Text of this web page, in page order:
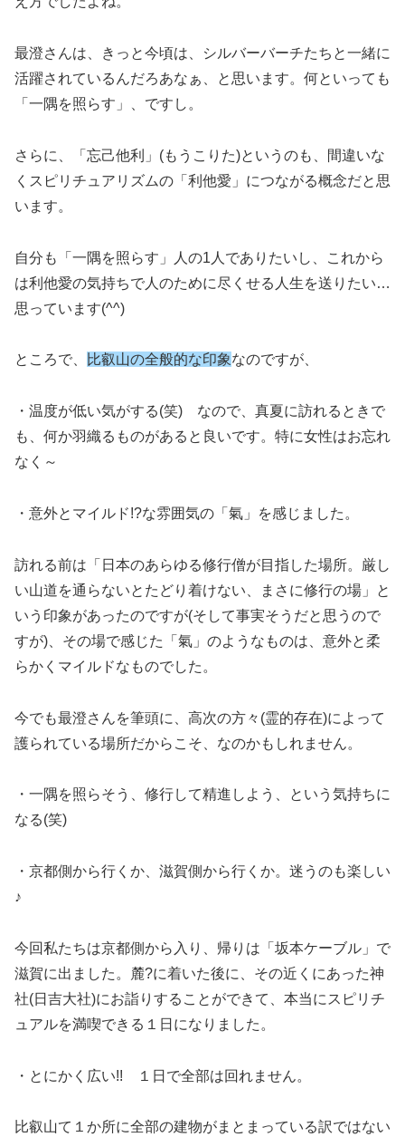
最澄さんは、きっと今頃は、シルバーバーチたちと一緒に
活躍されているんだろあなぁ、と思います。何といっても
「一隅を照らす」、ですし。
さらに、「忘己他利」(もうこりた)というのも、間違いな
くスピリチュアリズムの「利他愛」につながる概念だと思
います。
自分も「一隅を照らす」人の1人でありたいし、これから
は利他愛の気持ちで人のために尽くせる人生を送りたい…
思っています(^^)
ところで、 比叡山の全般的な印象なのですが、
・温度が低い気がする(笑) なので、真夏に訪れるときで
も、何か羽織るものがあると良いです。特に女性はお忘れ
なく～
・意外とマイルド!?な雰囲気の「氣」を感じました。
訪れる前は「日本のあらゆる修行僧が目指した場所。厳し
い山道を通らないとたどり着けない、まさに修行の場」と
いう印象があったのですが(そして事実そうだと思うので
すが)、その場で感じた「氣」のようなものは、意外と柔
らかくマイルドなものでした。
今でも最澄さんを筆頭に、高次の方々(霊的存在)によって
護られている場所だからこそ、なのかもしれません。
・一隅を照らそう、修行して精進しよう、という気持ちに
なる(笑)
・京都側から行くか、滋賀側から行くか。迷うのも楽しい
♪
今回私たちは京都側から入り、帰りは「坂本ケーブル」で
滋賀に出ました。麓?に着いた後に、その近くにあった神
社(日吉大社)にお詣りすることができて、本当にスピリチ
ュアルを満喫できる１日になりました。
・とにかく広い!! １日で全部は回れません。
比叡山て１か所に全部の建物がまとまっている訳ではない